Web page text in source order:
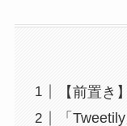
【前置き
「